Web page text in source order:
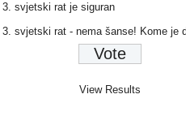
3. svjetski rat je siguran
3. svjetski rat - nema šanse! Kome je
View Results